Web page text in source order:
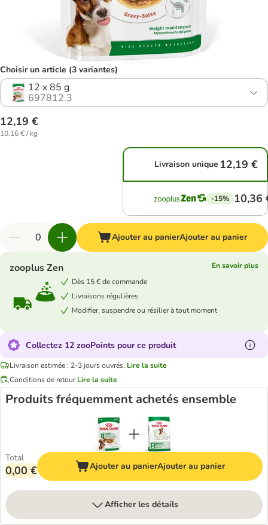
Choisir un article (3 variantes)
12 x 85 g
697812.3
12,19 €
10,16 € / kg
Livraison unique 12,19 €
-15% 10,36
Ajouter au panierAjouter au panier
zooplus Zen
En savoir plus
Dès 15 € de commande
Livraisons régulières
Modifier, suspendre ou résilier à tout moment
Collectez 12 zooPoints pour ce produit
Livraison estimée : 2-3 jours ouvrés. Lire la suite
Conditions de retour Lire la suite
Produits fréquemment achetés ensemble
Total
0,00 € Ajouter au panierAjouter au panier
Afficher les détails